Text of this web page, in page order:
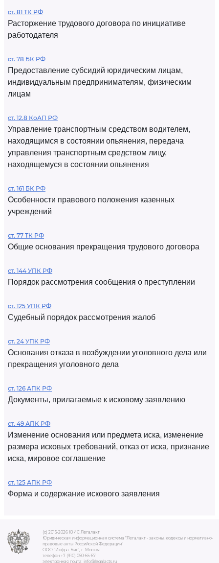
ст. 81 ТК РФ
Расторжение трудового договора по инициативе
работодателя
ст. 78 БК РФ
Предоставление субсидий юридическим лицам,
индивидуальным предпринимателям, физическим
лицам
ст. 12.8 КоАП РФ
Управление транспортным средством водителем,
находящимся в состоянии опьянения, передача
управления транспортным средством лицу,
находящемуся в состоянии опьянения
ст. 161 БК РФ
Особенности правового положения казенных
учреждений
ст. 77 ТК РФ
Общие основания прекращения трудового договора
ст. 144 УПК РФ
Порядок рассмотрения сообщения о преступлении
ст. 125 УПК РФ
Судебный порядок рассмотрения жалоб
ст. 24 УПК РФ
Основания отказа в возбуждении уголовного дела или
прекращения уголовного дела
ст. 126 АПК РФ
Документы, прилагаемые к исковому заявлению
ст. 49 АПК РФ
Изменение основания или предмета иска, изменение
размера исковых требований, отказ от иска, признание
иска, мировое соглашение
ст. 125 АПК РФ
Форма и содержание искового заявления
(c) 2015-2026 ЮИС Легалакт
Юридическая информационная система "Легалакт - законы, кодексы и нормативно-
правовые акты Российской Федерации"
ООО "Инфра-Бит", г. Москва.
телефон +7 (910) 050-65-67
электронная почта: info@legalacts.ru